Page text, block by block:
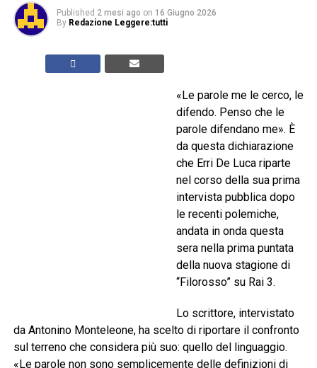
Published 2 mesi ago on 16 Giugno 2026
By Redazione Leggere:tutti
«Le parole me le cerco, le
difendo. Penso che le
parole difendano me». È
da questa dichiarazione
che Erri De Luca riparte
nel corso della sua prima
intervista pubblica dopo
le recenti polemiche,
andata in onda questa
sera nella prima puntata
della nuova stagione di
“Filorosso” su Rai 3.
Lo scrittore, intervistato
da Antonino Monteleone, ha scelto di riportare il confronto
sul terreno che considera più suo: quello del linguaggio.
«Le parole non sono semplicemente delle definizioni di